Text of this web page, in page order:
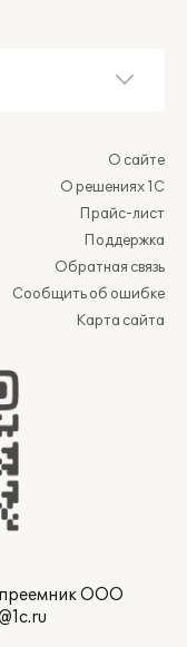
О сайте
О решениях 1С
Прайс-лист
Поддержка
Обратная связь
Сообщить об ошибке
Карта сайта
ООО